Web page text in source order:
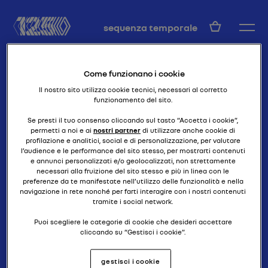
sequenza temporale IT
forza bruta
40 CV DEI RECORD
Come funzionano i cookie
Il nostro sito utilizza cookie tecnici, necessari al corretto
funzionamento del sito.
Se presti il tuo consenso cliccando sul tasto “Accetta i cookie”,
permetti a noi e ai nostri partner di utilizzare anche cookie di
profilazione e analitici, social e di personalizzazione, per valutare
l’audience e le performance del sito stesso, per mostrarti contenuti
e annunci personalizzati e/o geolocalizzati, non strettamente
necessari alla fruizione del sito stesso e più in linea con le
preferenze da te manifestate nell’utilizzo delle funzionalità e nella
navigazione in rete nonché per farti interagire con i nostri contenuti
tramite i social network.
Puoi scegliere le categorie di cookie che desideri accettare
cliccando su “Gestisci i cookie”.
Se chiudi il banner cliccando il pulsante posto in alto a destra,
continuerai a navigare senza accettare cookie diversi da quelli
gestisci i cookie